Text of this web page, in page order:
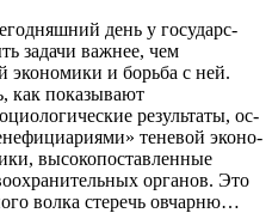
день у государс­
задачи важнее, чем
экономики и борьба с ней.
как показывают
результаты, ос­
теневой эконо­
высокопоставленные
органов. Это
волка стеречь овчарню…